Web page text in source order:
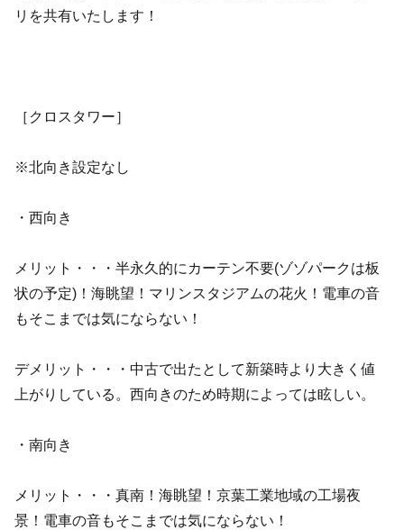
リを共有いたします！
［クロスタワー］
※北向き設定なし
・西向き
メリット・・・半永久的にカーテン不要(ゾゾパークは板
状の予定)！海眺望！マリンスタジアムの花火！電車の音
もそこまでは気にならない！
デメリット・・・中古で出たとして新築時より大きく値
上がりしている。西向きのため時期によっては眩しい。
・南向き
メリット・・・真南！海眺望！京葉工業地域の工場夜
景！電車の音もそこまでは気にならない！